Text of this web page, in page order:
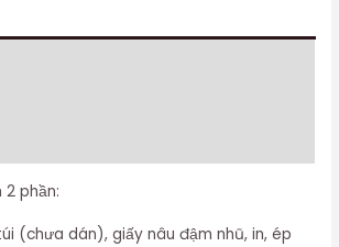
phần:
(chưa dán), giấy nâu đậm nhũ, in, ép